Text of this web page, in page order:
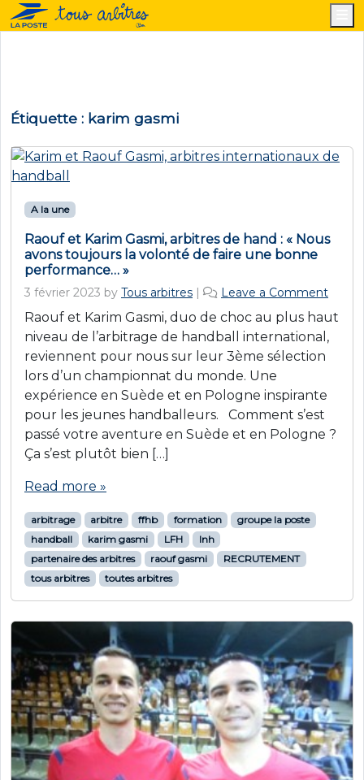
Étiquette : karim gasmi
A la une
Raouf et Karim Gasmi, arbitres de hand : « Nous
avons toujours la volonté de faire une bonne
performance… »
3 février 2023 by Tous arbitres | Leave a Comment
Raouf et Karim Gasmi, duo de choc au plus haut
niveau de l’arbitrage de handball international,
reviennent pour nous sur leur 3ème sélection
lors d’un championnat du monde. Une
expérience en Suède et en Pologne inspirante
pour les jeunes handballeurs. Comment s’est
passé votre aventure en Suède et en Pologne ?
Ça s’est plutôt bien […]
Read more »
arbitrage arbitre ffhb formation
groupe la poste
handball
karim gasmi LFH
lnh
partenaire des arbitres
raouf gasmi
RECRUTEMENT
tous arbitres
toutes arbitres